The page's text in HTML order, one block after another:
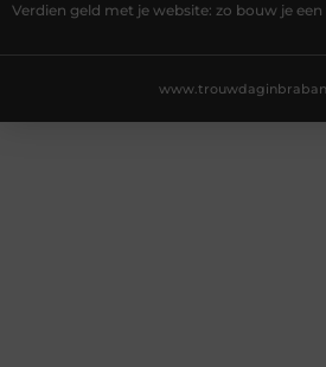
Verdien geld met je website: zo bouw je